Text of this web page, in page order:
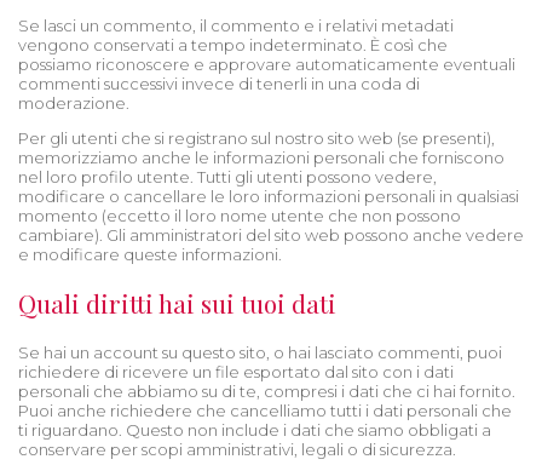
Se lasci un commento, il commento e i relativi metadati
vengono conservati a tempo indeterminato. È così che
possiamo riconoscere e approvare automaticamente eventuali
commenti successivi invece di tenerli in una coda di
moderazione.
Per gli utenti che si registrano sul nostro sito web (se presenti),
memorizziamo anche le informazioni personali che forniscono
nel loro profilo utente. Tutti gli utenti possono vedere,
modificare o cancellare le loro informazioni personali in qualsiasi
momento (eccetto il loro nome utente che non possono
cambiare). Gli amministratori del sito web possono anche vedere
e modificare queste informazioni.
Quali diritti hai sui tuoi dati
Se hai un account su questo sito, o hai lasciato commenti, puoi
richiedere di ricevere un file esportato dal sito con i dati
personali che abbiamo su di te, compresi i dati che ci hai fornito.
Puoi anche richiedere che cancelliamo tutti i dati personali che
ti riguardano. Questo non include i dati che siamo obbligati a
conservare per scopi amministrativi, legali o di sicurezza.